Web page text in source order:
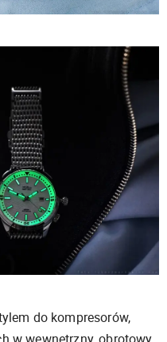
do kompresorów,